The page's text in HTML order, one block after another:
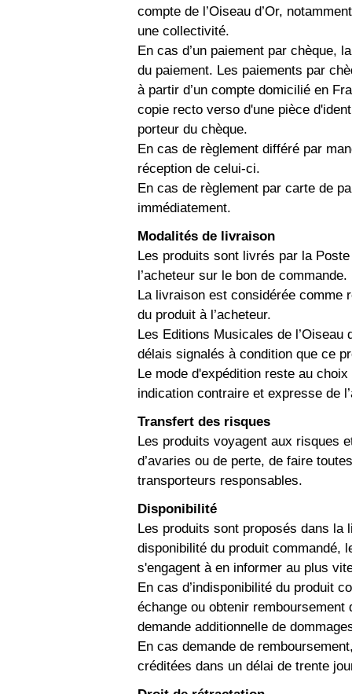
compte de l’Oiseau d’Or,
une collectivité.
En cas d’un paiement par chèque,
du paiement. Les paiements par
à partir d’un compte domicilié en
copie recto verso d'une pièce
porteur du chèque.
En cas de règlement différé par
réception de celui-ci.
En cas de règlement par carte de
immédiatement.
Modalités de livraison
Les produits sont livrés par la
l’acheteur sur le bon de commande.
La livraison est considérée comme
du produit à l’acheteur.
Les Editions Musicales de l’Oiseau
délais signalés à condition que ce
Le mode d'expédition reste au
indication contraire et expresse de
Transfert des risques
Les produits voyagent aux risques
d’avaries ou de perte, de faire
transporteurs responsables.
Disponibilité
Les produits sont proposés dans
disponibilité du produit commandé,
s'engagent à en informer au plus
En cas d’indisponibilité du produit
échange ou obtenir
demande additionnelle de
En cas demande de
créditées dans un délai de trente